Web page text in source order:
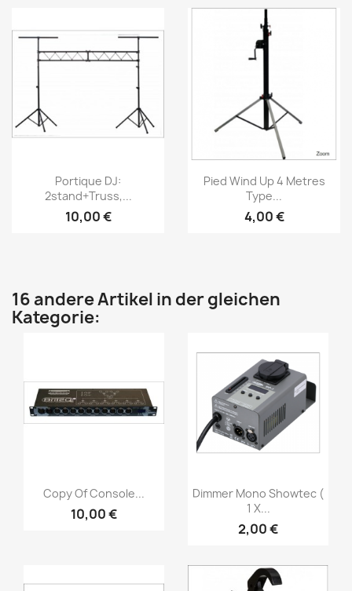
Vorschau
Portique DJ:
2stand+truss,...
10,00 €
Vorschau
Pied Wind Up 4 Metres
Type...
4,00 €
16 andere Artikel in der gleichen
Kategorie:
Vorschau
Copy Of Console...
10,00 €
Vorschau
Dimmer Mono Showtec (
1 X...
2,00 €